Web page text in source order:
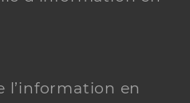
l’information en